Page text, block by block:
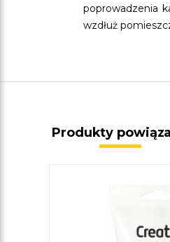
poprowadzenia
wzdłuż
Produkty